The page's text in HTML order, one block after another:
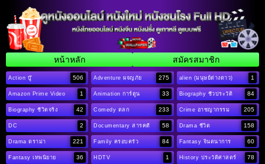
หน้าหลัก สมัครสมาชิก
Action บู๊ 506 Adventure ผจญภัย 275 alien (มนุษย์ต่างดาว) 1
Amazon Prime Video 1 Animation การ์ตูน 33 Biography ชีวประวัติ 84
Biography ชีวิตจริง 42 Comedy ตลก 233 Crime อาชญากรรม 205
DC 2 Documentary สารคดี 58 Drama ชีวิต 158
Drama ดราม่า 221 Family ครอบครัว 84 Fantasy จินตนาการ 60
Fantasy เทพนิยาย 36 HDTV 1 History ประวัติศาสตร์ 78